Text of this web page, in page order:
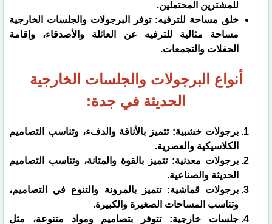
للمشترين المحتملين.
خلق مساحة للترفيه: توفر البرجولات والجلسات الخارجية
مساحة مثالية للترفيه عن العائلة والأصدقاء، وإقامة
الحفلات والتجمعات.
أنواع البرجولات والجلسات الخارجية
الحديثة في جدة:
برجولات خشبية: تتميز بالأناقة والدفء، وتناسب التصاميم
الكلاسيكية والعصرية.
برجولات معدنية: تتميز بالقوة والمتانة، وتناسب التصاميم
الحديثة والصناعية.
برجولات قماشية: تتميز بالمرونة والتنوع في التصاميم،
وتناسب المساحات الصغيرة والكبيرة.
جلسات خارجية: تتوفر بتصاميم ومواد متنوعة، مثل